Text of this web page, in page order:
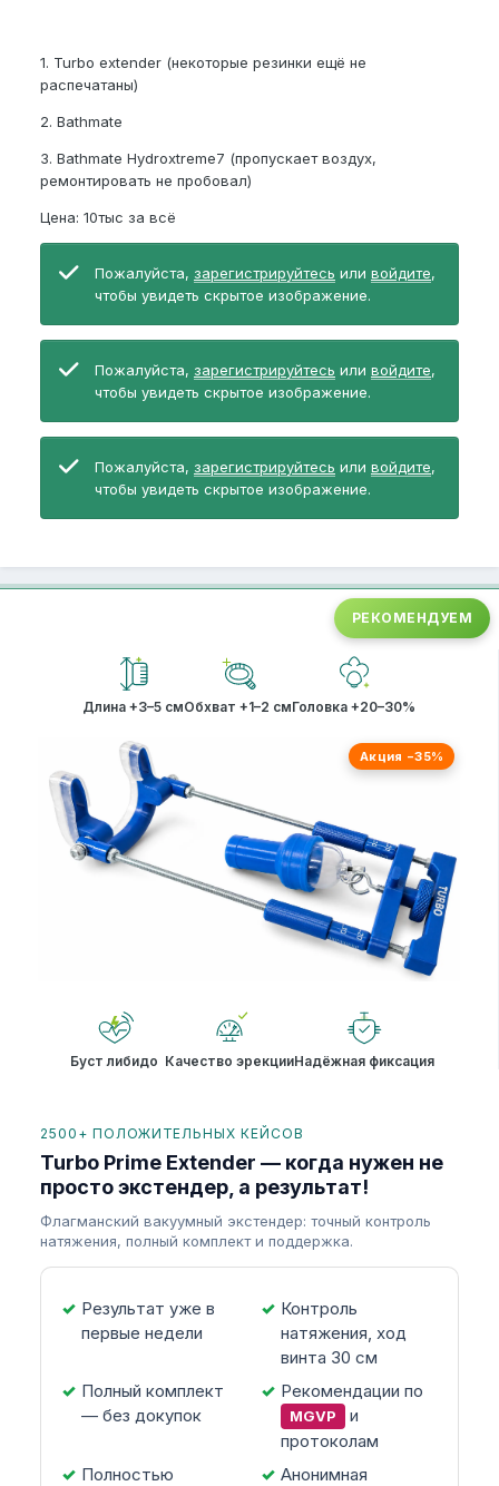
1. Turbo extender (некоторые резинки ещё не
распечатаны)
2. Bathmate
3. Bathmate Hydroxtreme7 (пропускает воздух,
ремонтировать не пробовал)
Цена: 10тыс за всё
Пожалуйста, зарегистрируйтесь или войдите,
чтобы увидеть скрытое изображение.
Пожалуйста, зарегистрируйтесь или войдите,
чтобы увидеть скрытое изображение.
Пожалуйста, зарегистрируйтесь или войдите,
чтобы увидеть скрытое изображение.
РЕКОМЕНДУЕМ
Длина +3–5 смОбхват +1–2 смГоловка +20–30%
Акция −35%
Буст либидо Качество эрекцииНадёжная фиксация
2500+ ПОЛОЖИТЕЛЬНЫХ КЕЙСОВ
Turbo Prime Extender — когда нужен не
просто экстендер, а результат!
Флагманский вакуумный экстендер: точный контроль
натяжения, полный комплект и поддержка.
Результат уже в
первые недели
Контроль
натяжения, ход
винта 30 см
Полный комплект
— без докупок
Рекомендации по
MGVP
и
протоколам
Полностью
Анонимная